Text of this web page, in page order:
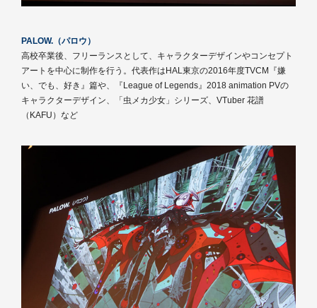
PALOW.（パロウ）
高校卒業後、フリーランスとして、キャラクターデザインやコンセプト
アートを中心に制作を行う。代表作はHAL東京の2016年度TVCM『嫌
い、でも、好き』篇や、『League of Legends』2018 animation PVの
キャラクターデザイン、「虫メカ少女」シリーズ、VTuber 花譜
（KAFU）など